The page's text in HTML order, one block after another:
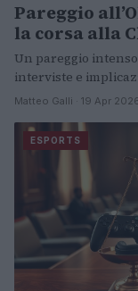
Pareggio
la corsa alla
Un pareggio
interviste e
Matteo Galli · 19 Apr
ESPORTS